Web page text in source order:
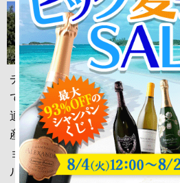
チリワインは近年、安くて美味
て注目を集め、人気が高まって
適した温暖な気候で、毎年安定
産量がチリワインの特徴です。
ョン、カルムネール、ソーヴィ
ルドネなど、たいていの主なブ